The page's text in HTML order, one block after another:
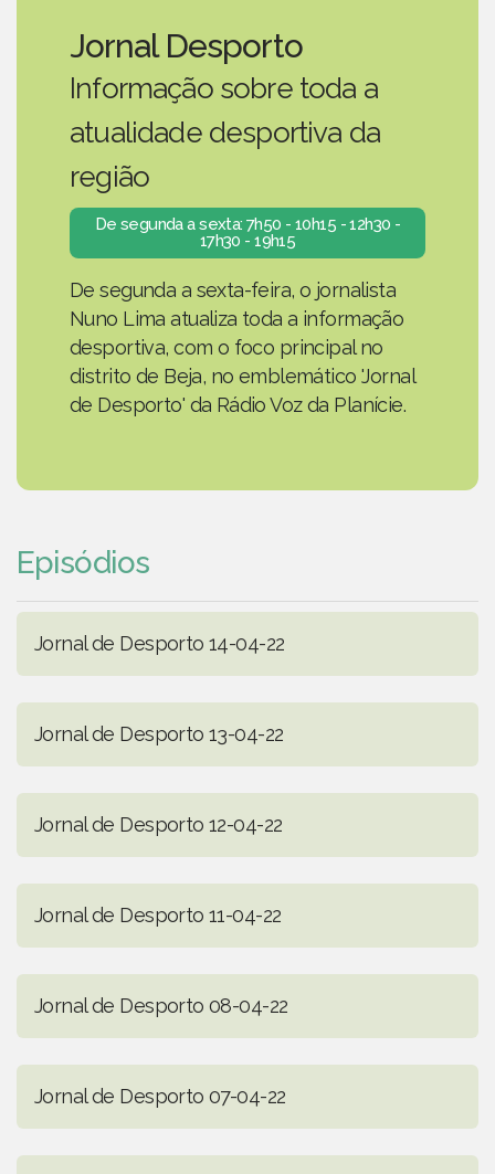
Jornal Desporto
Informação sobre toda a
atualidade desportiva da
região
De segunda a sexta: 7h50 - 10h15 - 12h30 -
17h30 - 19h15
De segunda a sexta-feira, o jornalista
Nuno Lima atualiza toda a informação
desportiva, com o foco principal no
distrito de Beja, no emblemático 'Jornal
de Desporto' da Rádio Voz da Planície.
Episódios
Jornal de Desporto 14-04-22
Jornal de Desporto 13-04-22
Jornal de Desporto 12-04-22
Jornal de Desporto 11-04-22
Jornal de Desporto 08-04-22
Jornal de Desporto 07-04-22